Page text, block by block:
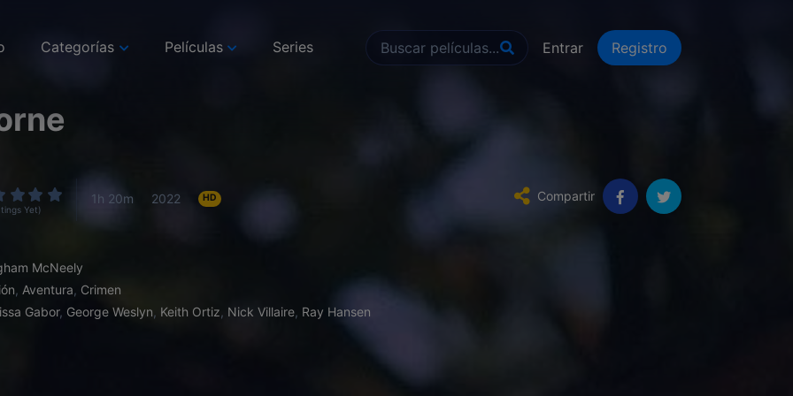
Entrar Registro
Categorías Películas Series
Yet)
1h 20m 2022 HD Compartir
McNeely
, Aventura, Crimen
Gabor, George Weslyn Keith Ortiz, Nick Villaire, Ray Hansen